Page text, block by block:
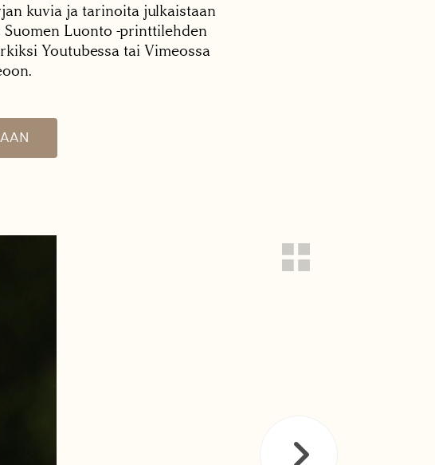
kuvia ja tarinoita julkaistaan
Luonto -printtilehden
Youtubessa tai Vimeossa